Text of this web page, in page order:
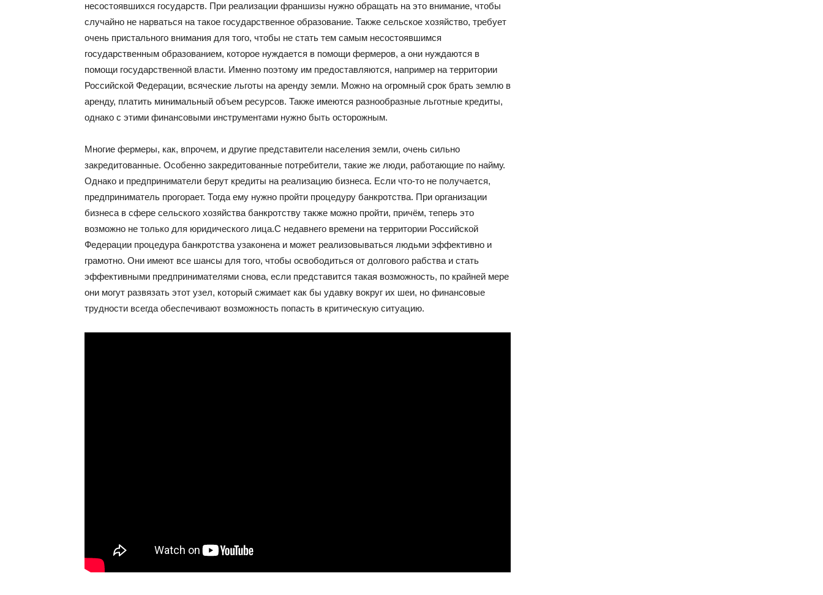
несостоявшихся государств. При реализации франшизы нужно обращать на это внимание, чтобы
случайно не нарваться на такое государственное образование. Также сельское хозяйство, требует
очень пристального внимания для того, чтобы не стать тем самым несостоявшимся
государственным образованием, которое нуждается в помощи фермеров, а они нуждаются в
помощи государственной власти. Именно поэтому им предоставляются, например на территории
Российской Федерации, всяческие льготы на аренду земли. Можно на огромный срок брать землю в
аренду, платить минимальный объем ресурсов. Также имеются разнообразные льготные кредиты,
однако с этими финансовыми инструментами нужно быть осторожным.
Многие фермеры, как, впрочем, и другие представители населения земли, очень сильно
закредитованные. Особенно закредитованные потребители, такие же люди, работающие по найму.
Однако и предприниматели берут кредиты на реализацию бизнеса. Если что-то не получается,
предприниматель прогорает. Тогда ему нужно пройти процедуру банкротства. При организации
бизнеса в сфере сельского хозяйства банкротству также можно пройти, причём, теперь это
возможно не только для юридического лица.С недавнего времени на территории Российской
Федерации процедура банкротства узаконена и может реализовываться людьми эффективно и
грамотно. Они имеют все шансы для того, чтобы освободиться от долгового рабства и стать
эффективными предпринимателями снова, если представится такая возможность, по крайней мере
они могут развязать этот узел, который сжимает как бы удавку вокруг их шеи, но финансовые
трудности всегда обеспечивают возможность попасть в критическую ситуацию.